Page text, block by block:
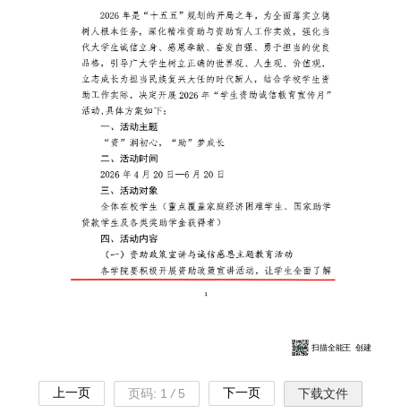
上一页 页码: 1 / 5 下一页 下载文件